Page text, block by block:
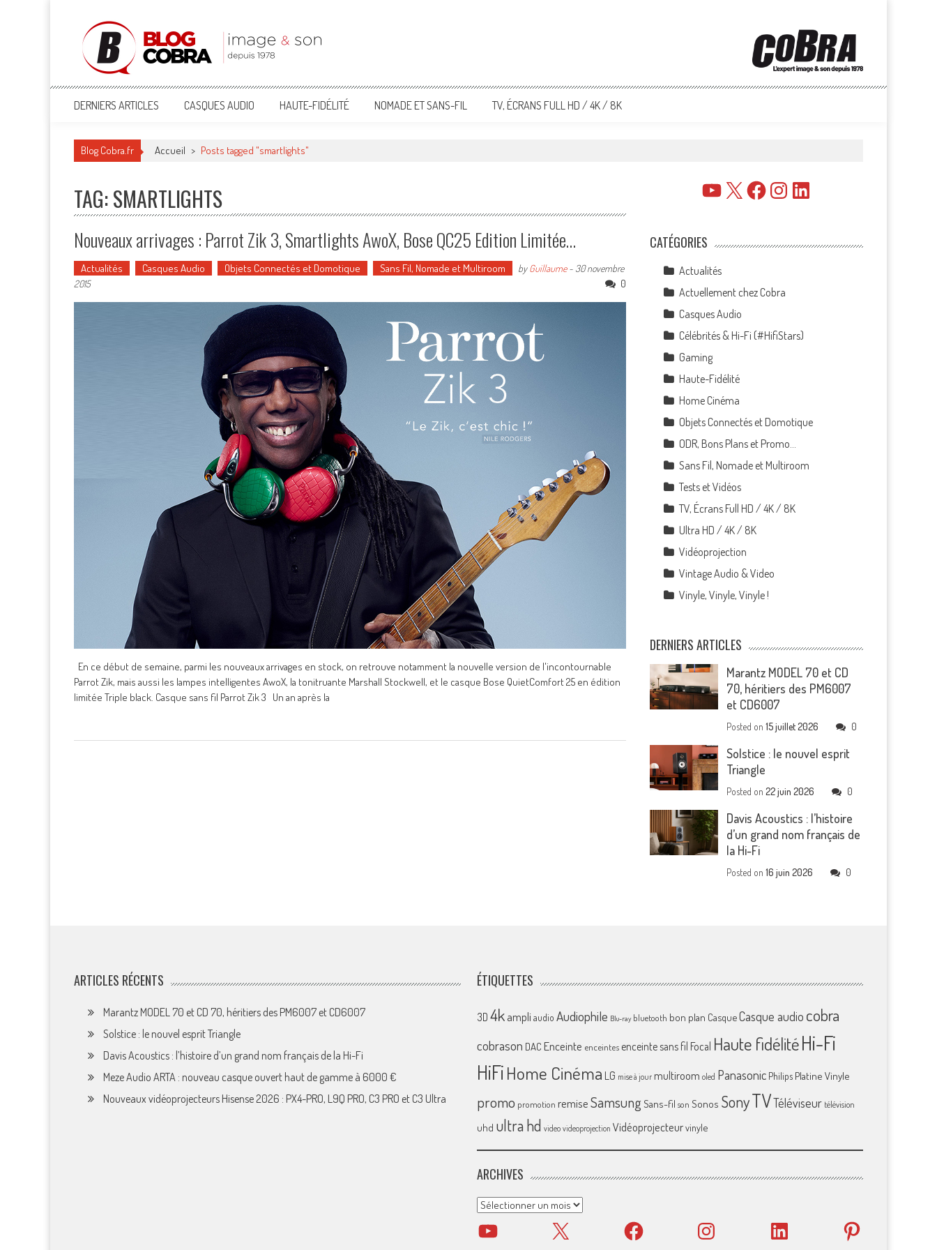
Blog Cobra
Toute l'actu Image & Son !
DERNIERS ARTICLES CASQUES AUDIO HAUTE-FIDÉLITÉ NOMADE ET SANS-FIL TV, ÉCRANS FULL HD / 4K / 8K
Blog Cobra.fr Accueil > Posts tagged "smartlights"
TAG: SMARTLIGHTS
Nouveaux arrivages : Parrot Zik 3, Smartlights AwoX, Bose QC25 Edition Limitée…
Actualités Casques Audio Objets Connectés et Domotique Sans Fil, Nomade et Multiroom byGuillaume- 30 novembre
2015
0
En ce début de semaine, parmi les nouveaux arrivages en stock, on retrouve notamment la nouvelle version de l'incontournable
Parrot Zik, mais aussi les lampes intelligentes AwoX, la tonitruante Marshall Stockwell, et le casque Bose QuietComfort 25 en édition
limitée Triple black. Casque sans fil Parrot Zik 3 Un an après la
YouTube
X FacebookInstagramLinkedIn
CATÉGORIES
Actualités
Actuellement chez Cobra
Casques Audio
Célébrités & Hi-Fi (#HifiStars)
Gaming
Haute-Fidélité
Home Cinéma
Objets Connectés et Domotique
ODR, Bons Plans et Promo…
Sans Fil, Nomade et Multiroom
Tests et Vidéos
TV, Écrans Full HD / 4K / 8K
Ultra HD / 4K / 8K
Vidéoprojection
Vintage Audio & Video
Vinyle, Vinyle, Vinyle !
DERNIERS ARTICLES
Marantz MODEL 70 et CD
70, héritiers des PM6007
et CD6007
Posted on15 juillet 2026 0
Solstice : le nouvel esprit
Triangle
Posted on22 juin 2026 0
Davis Acoustics : l’histoire
d’un grand nom français de
la Hi-Fi
Posted on16 juin 2026 0
ARTICLES RÉCENTS
Marantz MODEL 70 et CD 70, héritiers des PM6007 et CD6007
Solstice : le nouvel esprit Triangle
Davis Acoustics : l’histoire d’un grand nom français de la Hi-Fi
Meze Audio ARTA : nouveau casque ouvert haut de gamme à 6000 €
Nouveaux vidéoprojecteurs Hisense 2026 : PX4-PRO, L9Q PRO, C3 PRO et C3 Ultra
ÉTIQUETTES
3D 4k ampliaudio Audiophile Blu-ray bluetooth bon plan CasqueCasque audio cobra
cobrason DAC Enceinte enceintes enceinte sans fil Focal Haute fidélitéHi-Fi
HiFiHome Cinéma LG mise à jour multiroom oled Panasonic Philips Platine Vinyle
promo promotion remiseSamsungSans-fil son Sonos SonyTVTéléviseur télévision
uhd ultra hd video videoprojection Vidéoprojecteurvinyle
ARCHIVES
Archives
YouTube X Facebook Instagram LinkedIn Pinterest